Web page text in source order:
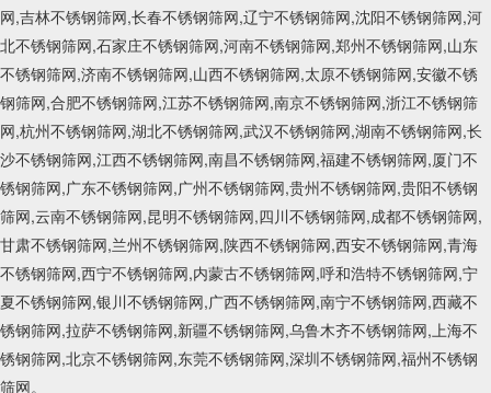
网,吉林不锈钢筛网,长春不锈钢筛网,辽宁不锈钢筛网,沈阳不锈钢筛网,河
北不锈钢筛网,石家庄不锈钢筛网,河南不锈钢筛网,郑州不锈钢筛网,山东
不锈钢筛网,济南不锈钢筛网,山西不锈钢筛网,太原不锈钢筛网,安徽不锈
钢筛网,合肥不锈钢筛网,江苏不锈钢筛网,南京不锈钢筛网,浙江不锈钢筛
网,杭州不锈钢筛网,湖北不锈钢筛网,武汉不锈钢筛网,湖南不锈钢筛网,长
沙不锈钢筛网,江西不锈钢筛网,南昌不锈钢筛网,福建不锈钢筛网,厦门不
锈钢筛网,广东不锈钢筛网,广州不锈钢筛网,贵州不锈钢筛网,贵阳不锈钢
筛网,云南不锈钢筛网,昆明不锈钢筛网,四川不锈钢筛网,成都不锈钢筛网,
甘肃不锈钢筛网,兰州不锈钢筛网,陕西不锈钢筛网,西安不锈钢筛网,青海
不锈钢筛网,西宁不锈钢筛网,内蒙古不锈钢筛网,呼和浩特不锈钢筛网,宁
夏不锈钢筛网,银川不锈钢筛网,广西不锈钢筛网,南宁不锈钢筛网,西藏不
锈钢筛网,拉萨不锈钢筛网,新疆不锈钢筛网,乌鲁木齐不锈钢筛网,上海不
锈钢筛网,北京不锈钢筛网,东莞不锈钢筛网,深圳不锈钢筛网,福州不锈钢
筛网。